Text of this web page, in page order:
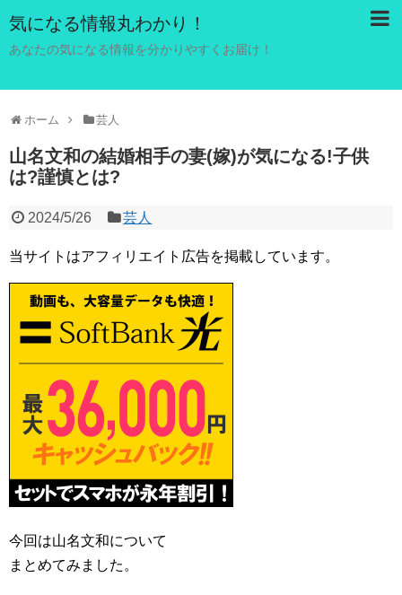
気になる情報丸わかり！
あなたの気になる情報を分かりやすくお届け！
ホーム 芸人
山名文和の結婚相手の妻(嫁)が気になる!子供
は?謹慎とは?
2024/5/26 芸人
当サイトはアフィリエイト広告を掲載しています。
今回は山名文和について
まとめてみました。